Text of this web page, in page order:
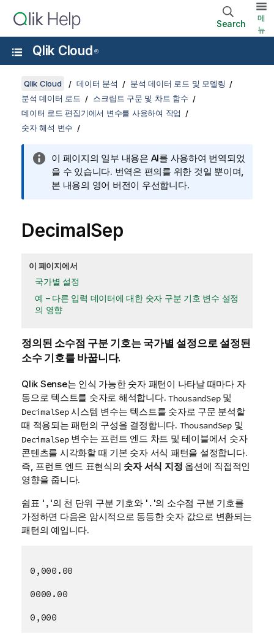
Search
메
뉴
Qlik Cloud ®
Qlik Cloud 데이터 분석
분석 데이터 로드 및 모델링
분석 데이터 로드
스크립트 구문 및 차트 함수
데이터 로드 편집기에서 변수를 사용하여 작업
숫자 해석 변수
이 페이지의 일부 내용은 AI를 사용하여 번역되었
을 수 있습니다. 번역은 편의를 위한 것일 뿐이며,
본 내용의 영어 버전이 우선합니다.
DecimalSep
이 페이지에서
국가별 설정
예 – 다른 입력 데이터에 대한 숫자 구분 기호 변수 설정
의 영향
정의된 소수점 구분 기호는 국가별 설정으로 설정된
소수 기호를 바꿉니다.
Qlik Sense는 인식 가능한 숫자 패턴이 나타날 때마다 자
동으로 텍스트를 숫자로 해석합니다. ThousandSep및
DecimalSep시스템 변수는 텍스트를 숫자로 구문 분석할
때 적용되는 패턴의 구성을 결정합니다. ThousandSep및
DecimalSep변수는 프런트 엔드 차트 및 테이블에서 숫자
콘텐츠를 시각화할 때 기본 숫자 서식 패턴을 설정합니다.
즉, 프런트 엔드 표현식의 숫자 서식 지정 옵션에 직접적인
영향을 줍니다.
쉼표 ' , '의 천 단위 구분 기호와 ' . '의 소수점 구분 기호를
가정하면 다음은 암시적으로 동등한 숫자 값으로 변환되는
패턴의 예입니다.
0,000.00
0000.00
0,000